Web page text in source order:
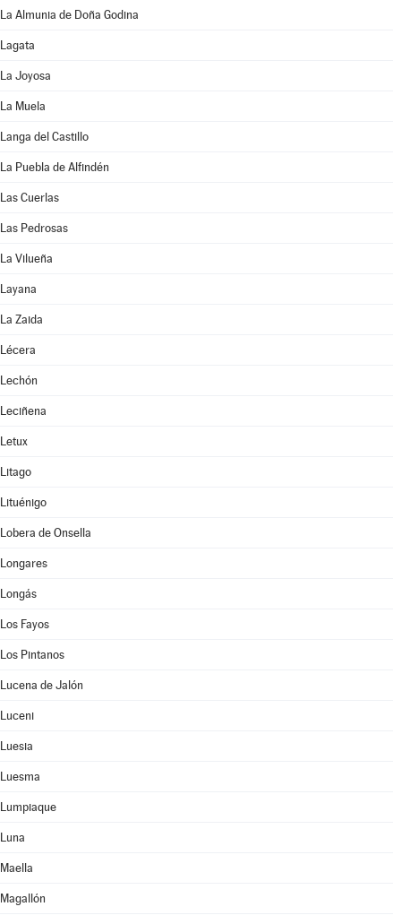
La Almunia de Doña Godina
Lagata
La Joyosa
La Muela
Langa del Castillo
La Puebla de Alfindén
Las Cuerlas
Las Pedrosas
La Vilueña
Layana
La Zaida
Lécera
Lechón
Leciñena
Letux
Litago
Lituénigo
Lobera de Onsella
Longares
Longás
Los Fayos
Los Pintanos
Lucena de Jalón
Luceni
Luesia
Luesma
Lumpiaque
Luna
Maella
Magallón